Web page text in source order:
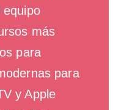
equipo
más
para
para
y Apple